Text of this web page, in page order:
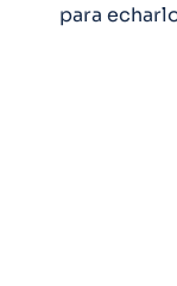
para